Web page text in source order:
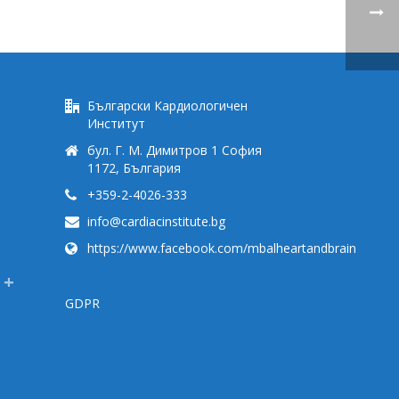
Български Кардиологичен
Институт
бул. Г. М. Димитров 1 София
1172, България
+359-2-4026-333
info@cardiacinstitute.bg
https://www.facebook.com/mbalheartandbrain
GDPR